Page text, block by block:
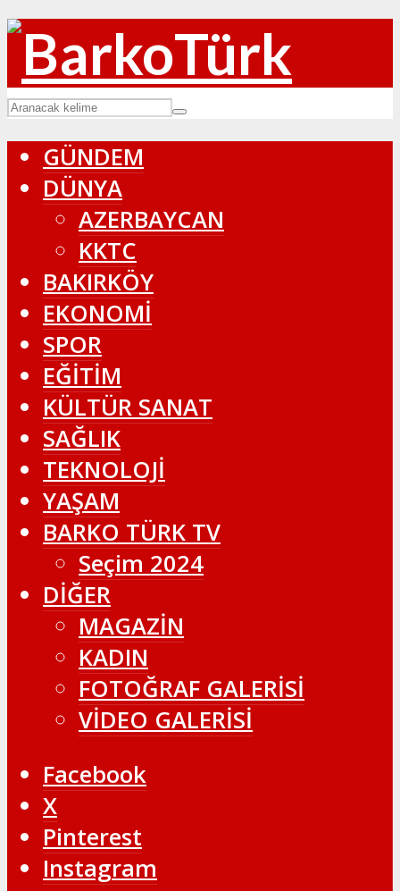
GÜNDEM
DÜNYA
AZERBAYCAN
KKTC
BAKIRKÖY
EKONOMİ
SPOR
EĞİTİM
KÜLTÜR SANAT
SAĞLIK
TEKNOLOJİ
YAŞAM
BARKO TÜRK TV
Seçim 2024
DİĞER
MAGAZİN
KADIN
FOTOĞRAF GALERİSİ
VİDEO GALERİSİ
Facebook
X
Pinterest
Instagram